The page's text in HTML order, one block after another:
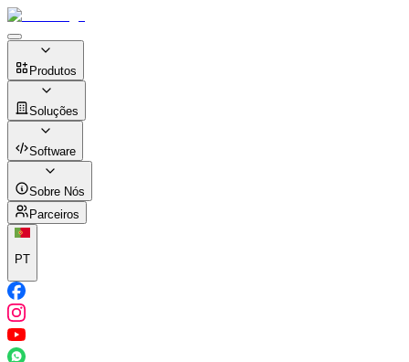
Produtos
Soluções
Software
Sobre Nós
Parceiros
PT